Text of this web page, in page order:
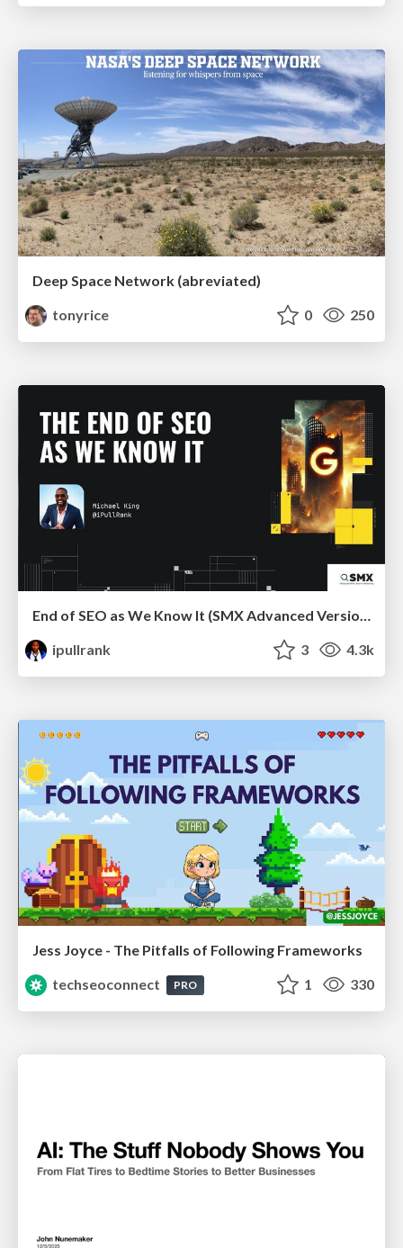
Deep Space Network (abreviated)
tonyrice
0 250
End of SEO as We Know It (SMX Advanced Version)
ipullrank
3 4.3k
Jess Joyce - The Pitfalls of Following Frameworks
techseoconnect
PRO 1 330